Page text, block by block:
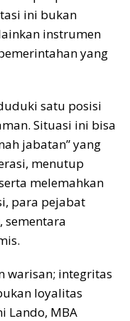
ini bukan
instrumen
yang
satu posisi
Situasi ini bisa
jabatan” yang
menutup
melemahkan
para pejabat
sementara
warisan; integritas
loyalitas
Lando, MBA